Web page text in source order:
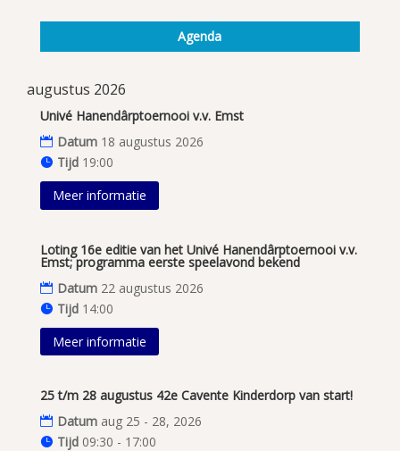
Agenda
augustus 2026
Univé Hanendârptoernooi v.v. Emst
Datum 18 augustus 2026
Tijd 19:00
Meer informatie
Loting 16e editie van het Univé Hanendârptoernooi v.v.
Emst; programma eerste speelavond bekend
Datum 22 augustus 2026
Tijd 14:00
Meer informatie
25 t/m 28 augustus 42e Cavente Kinderdorp van start!
Datum aug 25 - 28, 2026
Tijd 09:30 - 17:00